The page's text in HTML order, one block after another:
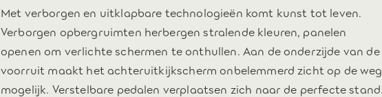
Met verborgen en uitklapbare technologieën komt kunst tot leven.
Verborgen opbergruimten herbergen stralende kleuren, panelen
openen om verlichte schermen te onthullen. Aan de onderzijde van de
voorruit maakt het achteruitkijkscherm onbelemmerd zicht op de weg
mogelijk. Verstelbare pedalen verplaatsen zich naar de perfecte stand.